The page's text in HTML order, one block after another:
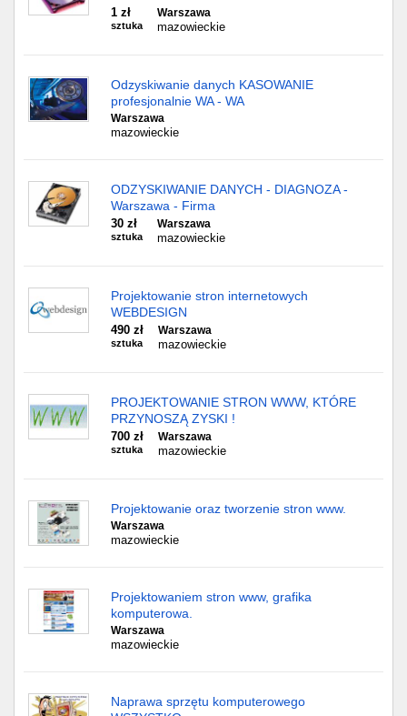
1 zł
sztuka
Warszawa
mazowieckie
Odzyskiwanie danych KASOWANIE
profesjonalnie WA - WA
Warszawa
mazowieckie
ODZYSKIWANIE DANYCH - DIAGNOZA -
Warszawa - Firma
30 zł
sztuka
Warszawa
mazowieckie
Projektowanie stron internetowych
WEBDESIGN
490 zł
sztuka
Warszawa
mazowieckie
PROJEKTOWANIE STRON WWW, KTÓRE
PRZYNOSZĄ ZYSKI !
700 zł
sztuka
Warszawa
mazowieckie
Projektowanie oraz tworzenie stron www.
Warszawa
mazowieckie
Projektowaniem stron www, grafika
komputerowa.
Warszawa
mazowieckie
Naprawa sprzętu komputerowego